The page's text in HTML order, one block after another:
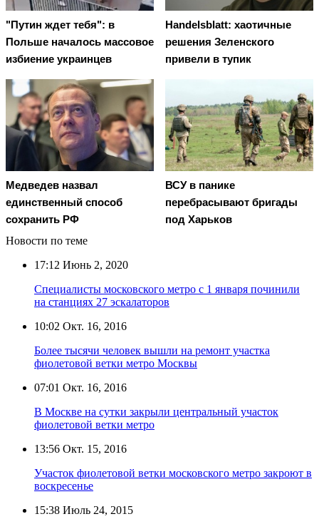
"Путин ждет тебя": в
Польше началось массовое
избиение украинцев
Handelsblatt: хаотичные
решения Зеленского
привели в тупик
Медведев назвал
единственный способ
сохранить РФ
ВСУ в панике
перебрасывают бригады
под Харьков
Новости по теме
17:12 Июнь 2, 2020
Специалисты московского метро с 1 января починили
на станциях 27 эскалаторов
10:02 Окт. 16, 2016
Более тысячи человек вышли на ремонт участка
фиолетовой ветки метро Москвы
07:01 Окт. 16, 2016
В Москве на сутки закрыли центральный участок
фиолетовой ветки метро
13:56 Окт. 15, 2016
Участок фиолетовой ветки московского метро закроют в
воскресенье
15:38 Июль 24, 2015